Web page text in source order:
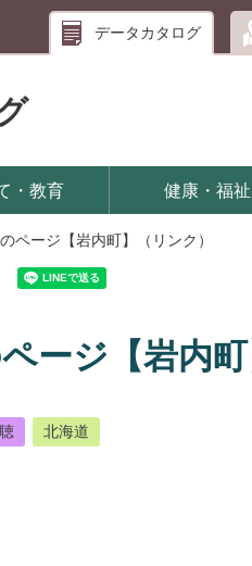
データカタログ
・教育 健康・福祉
ページ【岩内町】（リンク）
ージ【岩内町
北海道